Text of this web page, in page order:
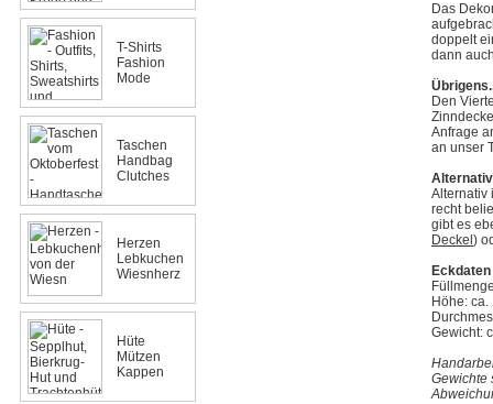
T-Shirts
Fashion
Mode
Taschen
Handbag
Clutches
Herzen
Lebkuchen
Wiesnherz
Hüte
Mützen
Kappen
Das
doppelt
dann
Den
Anfrage
an unser
Alternativ
recht
gibt es
Deckel )
Eckdaten
Höhe: ca.
Gewicht:
Gewichte